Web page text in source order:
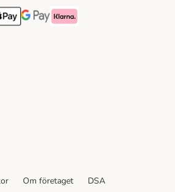
MethodMethod
Pay Payment Method
Google Pay Payment Method
Klarna Payment Method
Method
Om företaget
DSA